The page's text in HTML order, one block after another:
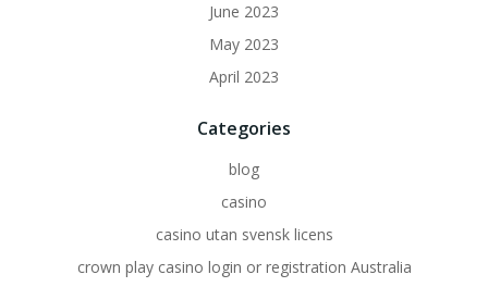
June 2023
May 2023
April 2023
Categories
blog
casino
casino utan svensk licens
crown play casino login or registration Australia